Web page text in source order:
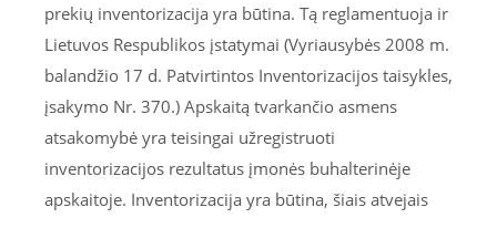
prekių inventorizacija yra būtina. Tą reglamentuoja ir
Lietuvos Respublikos įstatymai (Vyriausybės 2008 m.
balandžio 17 d. Patvirtintos Inventorizacijos taisykles,
įsakymo Nr. 370.) Apskaitą tvarkančio asmens
atsakomybė yra teisingai užregistruoti
inventorizacijos rezultatus įmonės buhalterinėje
apskaitoje. Inventorizacija yra būtina, šiais atvejais